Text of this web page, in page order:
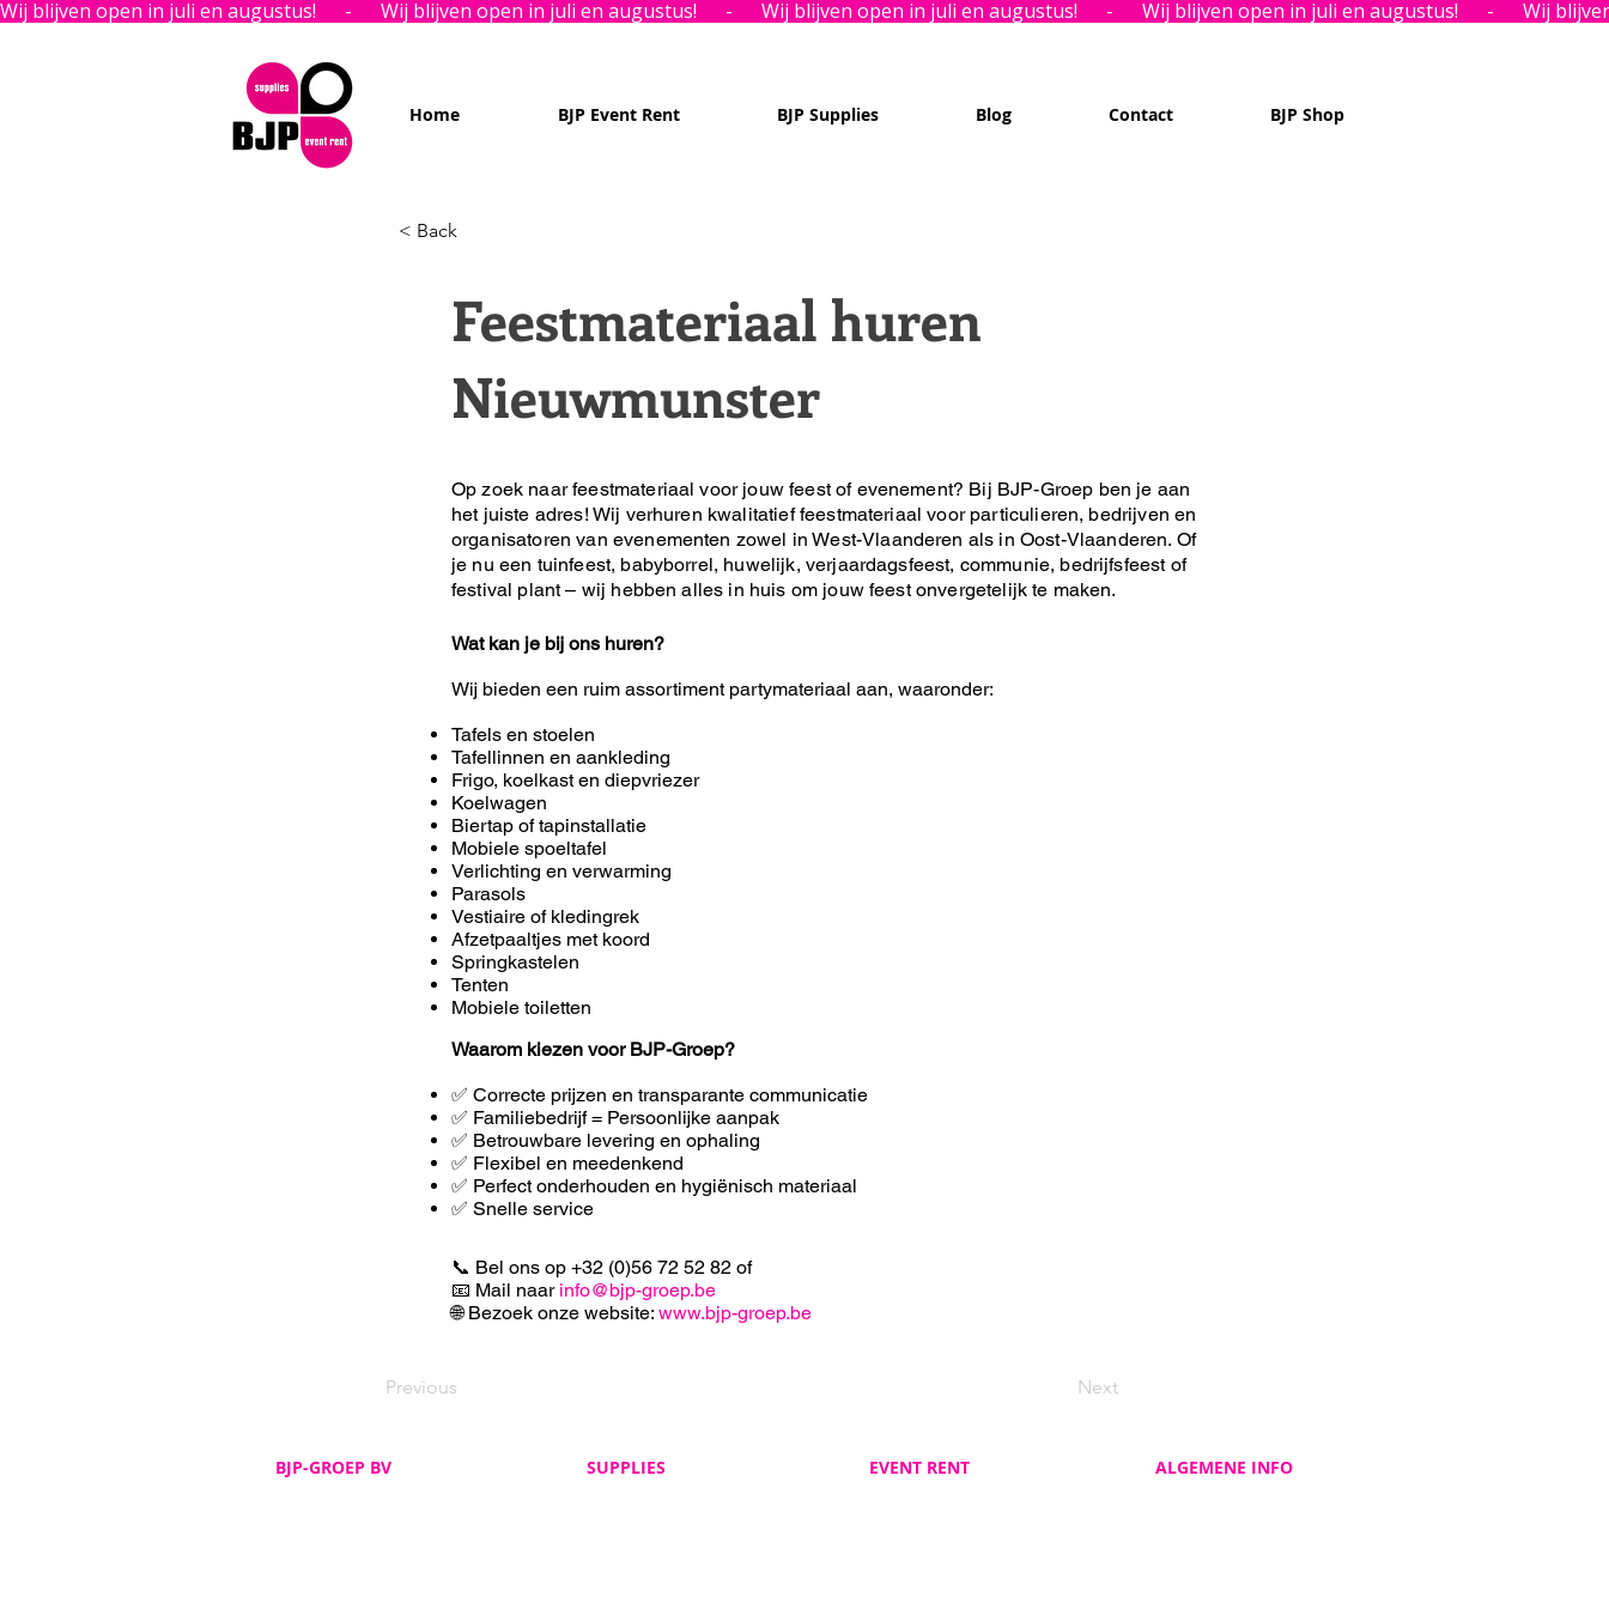
Wij blijven open in juli en augustus!      -
Home BJP Event Rent BJP Supplies Blog Contact BJP Shop
< Back
Feestmateriaal huren
Nieuwmunster
Op zoek naar feestmateriaal voor jouw feest of evenement? Bij BJP-Groep ben je aan
het juiste adres! Wij verhuren kwalitatief feestmateriaal voor particulieren, bedrijven en
organisatoren van evenementen zowel in West-Vlaanderen als in Oost-Vlaanderen. Of
je nu een tuinfeest, babyborrel, huwelijk, verjaardagsfeest, communie, bedrijfsfeest of
festival plant – wij hebben alles in huis om jouw feest onvergetelijk te maken.
Wat kan je bij ons huren?
Wij bieden een ruim assortiment partymateriaal aan, waaronder:
Tafels en stoelen
Tafellinnen en aankleding
Frigo, koelkast en diepvriezer
Koelwagen
Biertap of tapinstallatie
Mobiele spoeltafel
Verlichting en verwarming
Parasols
Vestiaire of kledingrek
Afzetpaaltjes met koord
Springkastelen
Tenten
Mobiele toiletten
Waarom kiezen voor BJP-Groep?
✅ Correcte prijzen en transparante communicatie
✅ Familiebedrijf = Persoonlijke aanpak
✅ Betrouwbare levering en ophaling
✅ Flexibel en meedenkend
✅ Perfect onderhouden en hygiënisch materiaal
✅ Snelle service
📞 Bel ons op +32 (0)56 72 52 82 of
📧 Mail naar info@bjp-groep.be
🌐 Bezoek onze website: www.bjp-groep.be
Previous Next
BJP-GROEP BV SUPPLIES EVENT RENT ALGEMENE INFO